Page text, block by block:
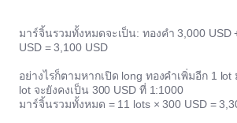
มาร์จิ้นรวมทั้งหมดจะเป็น: ทองคำ 3,000 USD
USD = 3,100 USD
อย่างไรก็ตามหากเปิด long ทองคำเพิ่มอีก 1
lot จะยังคงเป็น 300 USD ที่ 1:1000
มาร์จิ้นรวมทั้งหมด = 11 lots × 300 USD =